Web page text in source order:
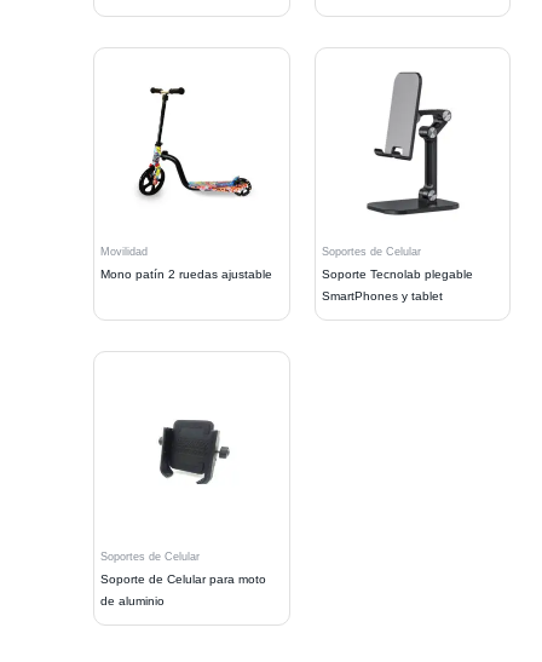
Movilidad
Mono patín 2 ruedas ajustable
Soportes de Celular
Soporte Tecnolab plegable
SmartPhones y tablet
Soportes de Celular
Soporte de Celular para moto
de aluminio